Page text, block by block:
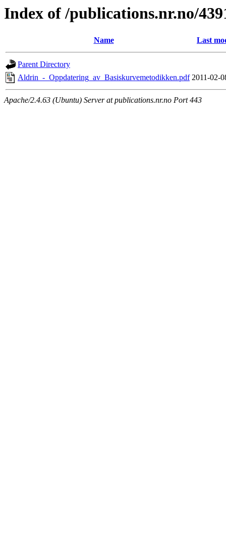
Index of /publications.nr.no/
Name Last
Parent Directory
Aldrin_-_Oppdatering_av_Basiskurvemetodikken.pdf 2011-02-
Apache/2.4.63 (Ubuntu) Server at publications.nr.no Port 443